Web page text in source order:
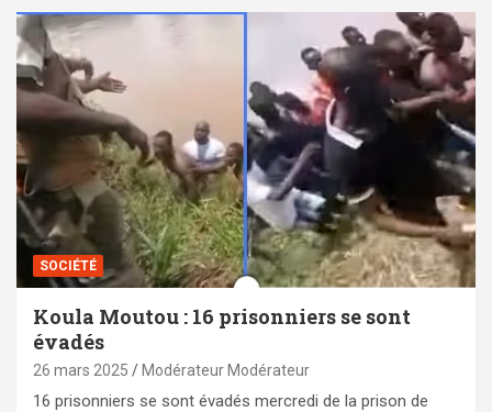
SOCIÉTÉ
Koula Moutou : 16 prisonniers se sont
évadés
26 mars 2025 Modérateur Modérateur
16 prisonniers se sont évadés mercredi de la prison de